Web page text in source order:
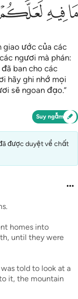
ﱥﱦ
giao ước của các
ngươi mà phán:
ban cho các
hãy ghi nhớ mọi
sẽ ngoan đạo.”
Suy ngẫm
được duyệt về chất
homes into
until they were
told to look at a
it, the mountain